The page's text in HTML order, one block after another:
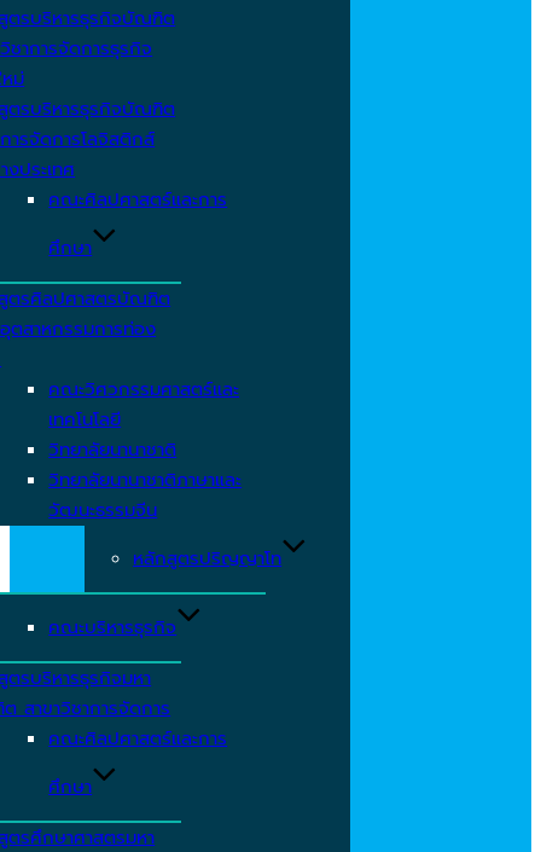
ตรบริหารธุรกิจบัณฑิต
ชาการจัดการธุรกิจ
ม่
ตรบริหารธุรกิจบัณฑิต
ารจัดการโลจิสติกส์
งประเทศ
คณะศิลปศาสตร์และการ
ศึกษา
ตรศิลปศาสตรบัณฑิต
ตสาหกรรมการท่อง
คณะวิศวกรรมศาสตร์และ
เทคโนโลยี
วิทยาลัยนานาชาติ
วิทยาลัยนานาชาติภาษาและ
วัฒนะธรรมจีน
หลักสูตรปริญญาโท
คณะบริหารธุรกิจ
ตรบริหารธุรกิจมหา
สาขาวิชาการจัดการ
คณะศิลปศาสตร์และการ
ศึกษา
ตรศึกษาศาสตรมหา